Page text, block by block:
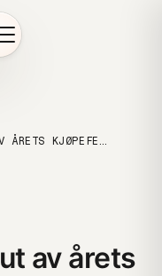
HVORDAN FÅ MEST UT AV ÅRETS KJØPEFEST
av årets